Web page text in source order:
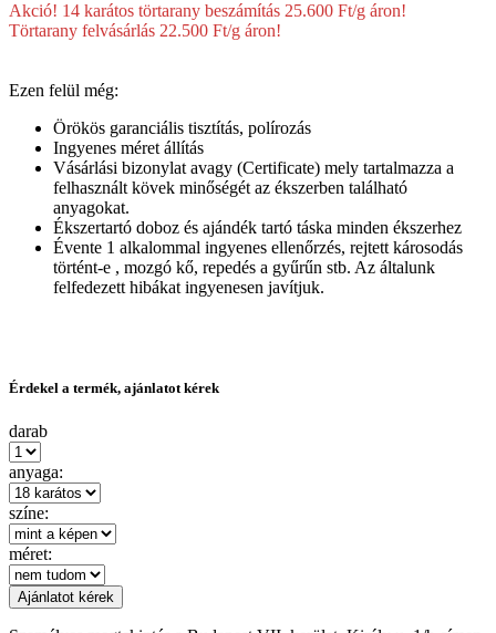
Akció! 14 karátos törtarany beszámítás 25.600 Ft/g áron!
Törtarany felvásárlás 22.500 Ft/g áron!
Ezen felül még:
Örökös garanciális tisztítás, polírozás
Ingyenes méret állítás
Vásárlási bizonylat avagy (Certificate) mely tartalmazza a
felhasznált kövek minőségét az ékszerben található
anyagokat.
Ékszertartó doboz és ajándék tartó táska minden ékszerhez
Évente 1 alkalommal ingyenes ellenőrzés, rejtett károsodás
történt-e , mozgó kő, repedés a gyűrűn stb. Az általunk
felfedezett hibákat ingyenesen javítjuk.
Érdekel a termék, ajánlatot kérek
darab
anyaga:
színe:
méret: